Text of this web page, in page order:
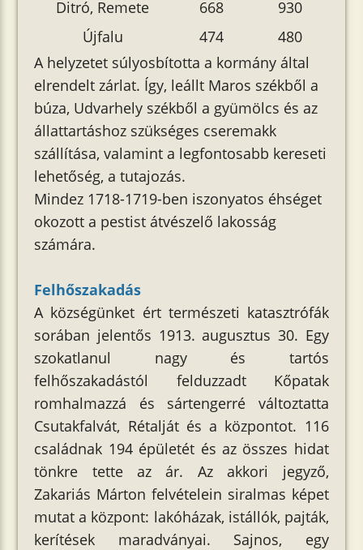
Ditró, Remete
668
930
Újfalu
474
480
A helyzetet súlyosbította a kormány által
elrendelt zárlat. Így, leállt Maros székből a
búza, Udvarhely székből a gyümölcs és az
állattartáshoz szükséges cseremakk
szállítása, valamint a legfontosabb kereseti
lehetőség, a tutajozás.
Mindez 1718-1719-ben iszonyatos éhséget
okozott a pestist átvészelő lakosság
számára.
Felhőszakadás
A községünket ért természeti katasztrófák
sorában jelentős 1913. augusztus 30. Egy
szokatlanul nagy és tartós
felhőszakadástól felduzzadt Kőpatak
romhalmazzá és sártengerré változtatta
Csutakfalvát, Rétalját és a központot. 116
családnak 194 épületét és az összes hidat
tönkre tette az ár. Az akkori jegyző,
Zakariás Márton felvételein siralmas képet
mutat a központ: lakóházak, istállók, pajták,
kerítések maradványai. Sajnos, egy